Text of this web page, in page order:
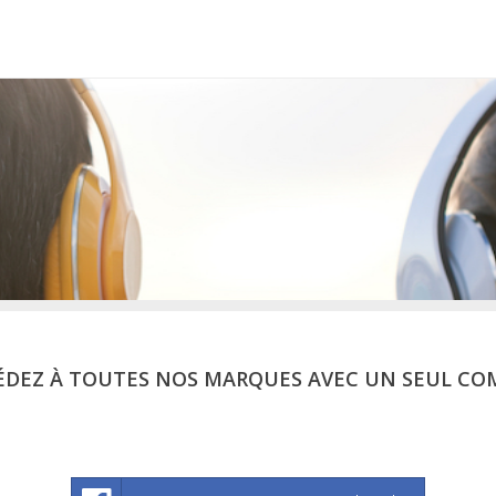
À TOUTES NOS MARQUES AVEC UN SEUL